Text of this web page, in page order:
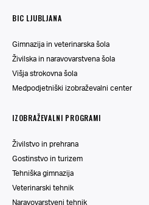
BIC LJUBLJANA
Gimnazija in veterinarska šola
Živilska in naravovarstvena šola
Višja strokovna šola
Medpodjetniški izobraževalni center
IZOBRAŽEVALNI PROGRAMI
Živilstvo in prehrana
Gostinstvo in turizem
Tehniška gimnazija
Veterinarski tehnik
Naravovarstveni tehnik